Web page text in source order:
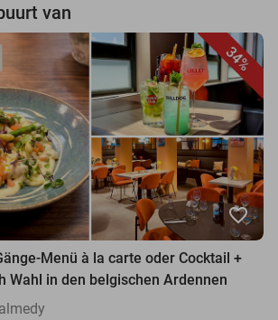
van
34%
favorite_border
Menü à la carte oder Cocktail +
Wahl in den belgischen Ardennen